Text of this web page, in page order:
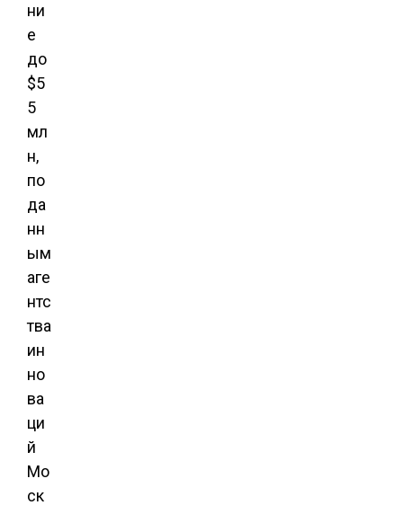
ни
е
до
$5
5
мл
н,
по
да
нн
ым
аге
нтс
тва
ин
но
ва
ци
й
Мо
ск